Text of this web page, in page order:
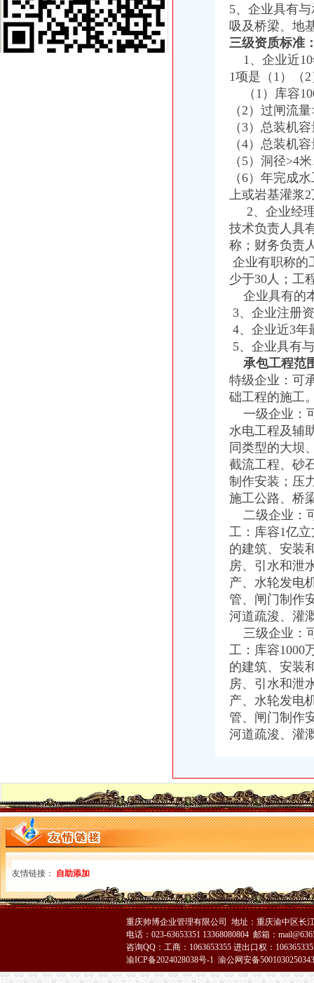
代办北京公司注销吊销转注销分公司注销外资公司注销-吊销转注销-
分公司营业执照注销
信贷公司注销营业执照后仍“正常经营”多难监管_新浪新闻
价办理公司营业执照注销-广州58同城
个体户税费却越来越高,可否只注销国税呀？_重庆包听|E都市
区国资中心：关闭注销区建设集团下属三家空壳子公司-部门动态-璧山
提质增效逆势增长重庆国企大力推进供给侧结构改革--重庆视窗--人
万盛经济技术开发区烟草专卖局2017年4月许可证注销况-重庆市烟
贵12家不合格旅行社其经营许可证将被注销_房产资讯-贵房天下
因撤销重庆市市政委谭大辉的市政委主任职务自然终止-今日重庆-华龙网
全市代理注销分公司区县局信用信息化岗位大练抽考和竞赛正式开考
高新区局围绕“三项重点工作、两项突破工作”代办注销分公司谋划2007年工作
国家工商总局市重庆注销税务场司领导到观音桥农贸市场视察工作
郭翔副局长、重庆分公司注销高印平副巡视员率领直属局组织企业赴万州开展
北碚局代理注销分公司缙云工商所五项措施推进工商所12315分类监管平台应用
市局被“两厅”重庆注销税务分别评为2006年度督查工作先进单位和先进集体
酉局分公司营业执照注销李溪工商所五条措施推进红老区新农村建设
高新园局代理注销分公司内外结合落实流动人口计划生育管理工作
巴南局“三个加”代办注销分公司大力实施消费安全放心工程
市重庆注销分公司局高印平副巡视员到渝北局检查指导工作
市分公司营业执照注销局认真贯彻执行《广告管理办法》一月份媒体广告发布
湖北双环科技股份有限公司关于注销四级子公司重庆索银桥氯酸盐有
[公告]景兴纸业：关于注销重庆景兴包装有限公司立人资格的公告-
新世纪（002280）撤销子公司1000万元_股票频道_同花顺财经
日本钢子公司被取消“日本工业规格”认证_国际新闻_大众网
公司注销_北京公司注销_公司注销流程_北京公司注销代理
【58同城】柳州鱼峰白莲公司注销服务_公司注销代理_公司注销费用
寻山西太原可代办分公司年检、注销律师-免费律咨询-华律网
代办北京公司注销吊销转注销分公司注销外资公司注销-吊销转注销-
分公司营业执照注销
信贷公司注销营业执照后仍“正常经营”多难监管_新浪新闻
价办理公司营业执照注销-广州58同城
专业代理记账、变更注销公司营业执照-南58同城
重庆注销税务
青岛开票-青岛票-青岛发票税务代理中心-
个体户税费却越来越高,可否只注销国税呀？_重庆包听|E都市
【58同城】青岛公司注销服务_公司注销代理_公司注销费用
区国资中心：关闭注销区建设集团下属三家空壳子公司-部门动态-璧山
提质增效逆势增长重庆国企大力推进供给侧结构改革--重庆视窗--人
万盛经济技术开发区烟草专卖局2017年4月许可证注销况-重庆市烟
重庆分公司注销
5、企业具有
吸及桥梁、地
三级资质标准
1、企业近10
1项是（1）（
（1）库容
（2）过闸流
（3）总装机
（4）总装机
（5）洞径>4
（6）年完成
上或岩基灌浆
2、企业经理
技术负责人具
称；财务负责
企业有职称的
少于30人；工
企业具有的
3、企业注册
4、企业近3年
5、企业具有
承包工程范
特级企业：可
础工程的施工
一级企业：
水电工程及辅
同类型的大坝
截流工程、砂
制作安装；压
施工公路、桥
二级企业：
工：库容1亿
的建筑、安装
房、引水和泄
产、水轮发电
管、闸门制作
河道疏浚、灌
三级企业：
工：库容1000
的建筑、安装
房、引水和泄
产、水轮发电
管、闸门制作
河道疏浚、灌
友情链接： 自助添加
重庆帅博企业管理有限公司 地址：重庆渝中区长
电话：023-63653351 13368080804 邮箱：
咨询QQ：工商：1063653355 进出口权：
渝ICP备2024028038号-1 渝公网安备